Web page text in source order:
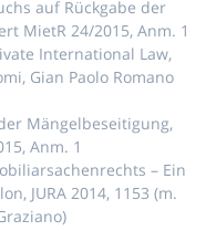
auf Rückgabe der
MietR 24/2015, Anm. 1
International Law,
Gian Paolo Romano
Mängelbeseitigung,
Anm. 1
– Ein
JURA 2014, 1153 (m.